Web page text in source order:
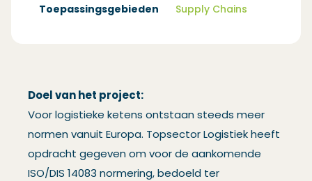
Toepassingsgebieden
Supply Chains
Doel van het project:
Voor logistieke ketens ontstaan steeds meer
normen vanuit Europa. Topsector Logistiek heeft
opdracht gegeven om voor de aankomende
ISO/DIS 14083 normering, bedoeld ter